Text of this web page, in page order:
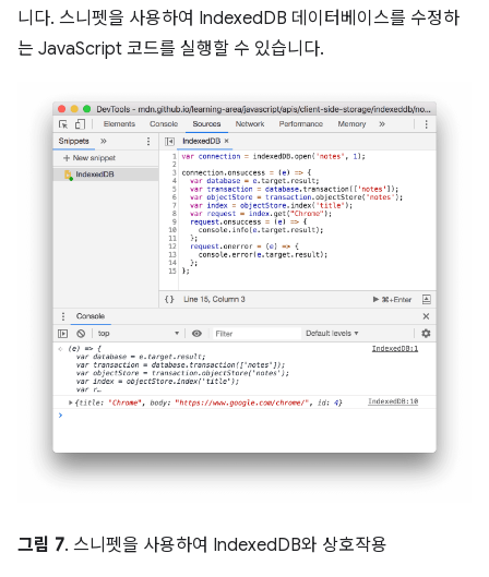
니다. 스니펫을 사용하여 IndexedDB 데이터베이스를 수정하
는 JavaScript 코드를 실행할 수 있습니다.
그림 7. 스니펫을 사용하여 IndexedDB와 상호작용